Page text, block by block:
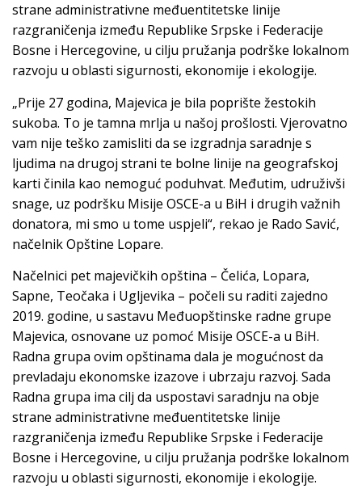
strane administrativne međuentitetske linije
razgraničenja između Republike Srpske i Federacije
Bosne i Hercegovine, u cilju pružanja podrške lokalnom
razvoju u oblasti sigurnosti, ekonomije i ekologije.
„Prije 27 godina, Majevica je bila poprište žestokih
sukoba. To je tamna mrlja u našoj prošlosti. Vjerovatno
vam nije teško zamisliti da se izgradnja saradnje s
ljudima na drugoj strani te bolne linije na geografskoj
karti činila kao nemoguć poduhvat. Međutim, udruživši
snage, uz podršku Misije OSCE-a u BiH i drugih važnih
donatora, mi smo u tome uspjeli“, rekao je Rado Savić,
načelnik Opštine Lopare.
Načelnici pet majevičkih opština – Čelića, Lopara,
Sapne, Teočaka i Ugljevika – počeli su raditi zajedno
2019. godine, u sastavu Međuopštinske radne grupe
Majevica, osnovane uz pomoć Misije OSCE-a u BiH.
Radna grupa ovim opštinama dala je mogućnost da
prevladaju ekonomske izazove i ubrzaju razvoj. Sada
Radna grupa ima cilj da uspostavi saradnju na obje
strane administrativne međuentitetske linije
razgraničenja između Republike Srpske i Federacije
Bosne i Hercegovine, u cilju pružanja podrške lokalnom
razvoju u oblasti sigurnosti, ekonomije i ekologije.